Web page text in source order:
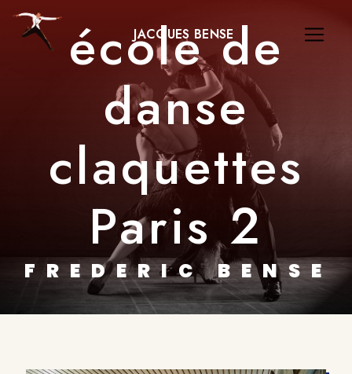
JACQUES BENSE
école de
danse
claquettes
Paris 2
FREDERIC BENSE
Panneau de gestion des cookies